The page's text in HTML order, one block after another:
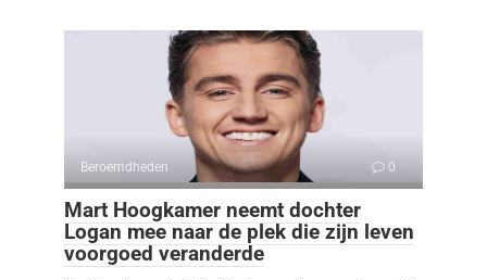
Beroemdheden 0
Mart Hoogkamer neemt dochter
Logan mee naar de plek die zijn leven
voorgoed veranderde